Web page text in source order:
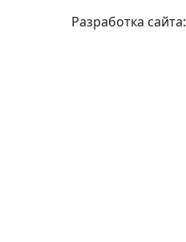
Разработка сайта: